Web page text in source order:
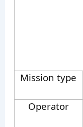
Mission type
Operator